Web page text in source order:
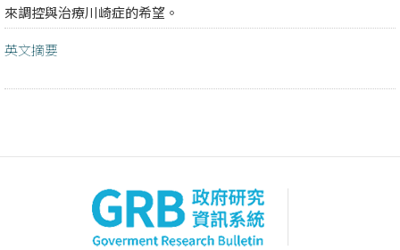
來調控與治療川崎症的希望。
英文摘要